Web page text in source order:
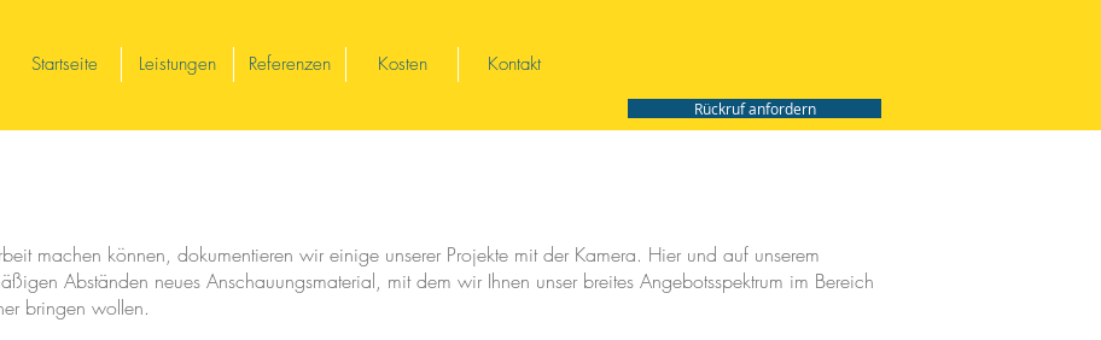
Startseite Leistungen Referenzen Kosten Kontakt
Rückruf anfordern
machen können, dokumentieren wir einige unserer Projekte mit der Kamera. Hier und auf unserem
Abständen neues Anschauungsmaterial, mit dem wir Ihnen unser breites Angebotsspektrum im Bereich
bringen wollen.